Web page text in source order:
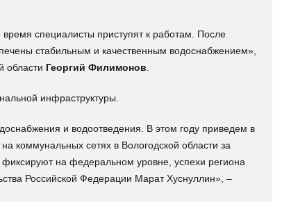
специалисты приступят к работам. После
стабильным и качественным водоснабжением»,
области Георгий Филимонов
инфраструктуры.
и водоотведения. В этом году приведем в
коммунальных сетях в Вологодской области за
фиксируют на федеральном уровне, успехи региона
Российской Федерации Марат Хуснуллин», –